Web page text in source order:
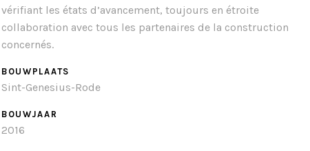
vérifiant les états d’avancement, toujours en étroite
collaboration avec tous les partenaires de la construction
concernés.
BOUWPLAATS
Sint-Genesius-Rode
BOUWJAAR
2016